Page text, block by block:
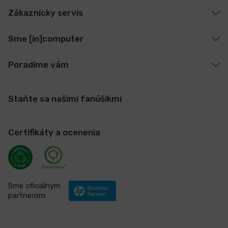
Zákaznícky servis
Sme [in]computer
Poradíme vám
Staňte sa našimi fanúšikmi
Certifikáty a ocenenia
Sme oficiálnym
partnerom